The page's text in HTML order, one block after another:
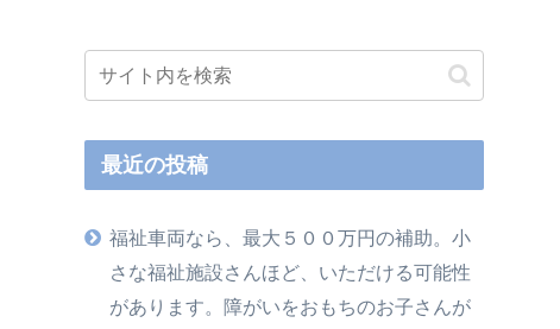
最近の投稿
福祉車両なら、最大５００万円の補助。小
さな福祉施設さんほど、いただける可能性
があります。障がいをおもちのお子さんが